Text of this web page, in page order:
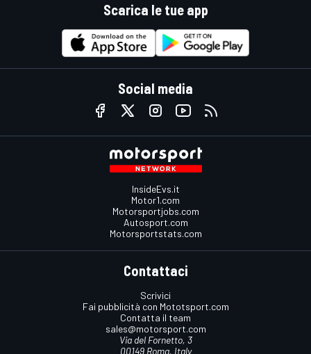
Scarica le tue app
Social media
InsideEvs.it
Motor1.com
Motorsportjobs.com
Autosport.com
Motorsportstats.com
Contattaci
Scrivici
Fai pubblicità con Mototsport.com
Contatta il team
sales@motorsport.com
Via del Fornetto, 3
00149 Roma, Italy